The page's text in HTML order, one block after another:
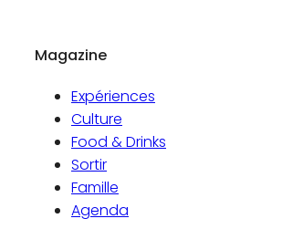
Magazine
Expériences
Culture
Food & Drinks
Sortir
Famille
Agenda